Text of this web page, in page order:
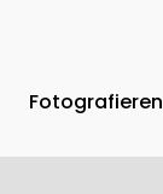
Fotografieren